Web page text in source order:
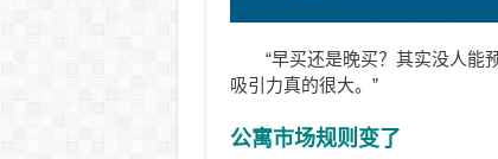
“早买还是晚买？其实没人能
吸引力真的很大。”
公寓市场规则变了